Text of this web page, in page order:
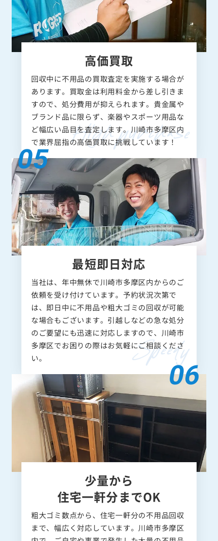
高価買取
回収中に不用品の買取査定を実施する場合が
あります。買取金は利用料金から差し引きま
すので、処分費用が抑えられます。貴金属や
ブランド品に限らず、楽器やスポーツ用品な
ど幅広い品目を査定します。川崎市多摩区内
で業界屈指の高価買取に挑戦しています！
最短即日対応
当社は、年中無休で川崎市多摩区内からのご
依頼を受け付けています。予約状況次第で
は、即日中に不用品や粗大ゴミの回収が可能
な場合もございます。引越しなどの急な処分
のご要望にも迅速に対応しますので、川崎市
多摩区でお困りの際はお気軽にご相談くださ
い。
少量から
住宅一軒分までOK
粗大ゴミ数点から、住宅一軒分の不用品回収
まで、幅広く対応しています。川崎市多摩区